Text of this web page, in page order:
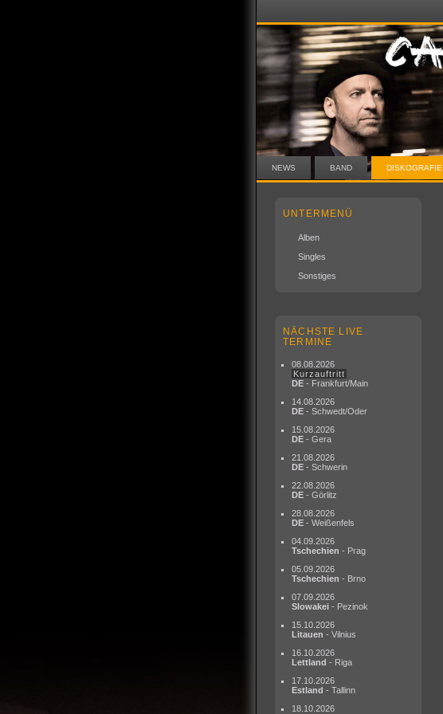
NEWS BAND DISKOGRAFIE
UNTERMENÜ
Alben
Singles
Sonstiges
NÄCHSTE LIVE
TERMINE
08.08.2026
Kurzauftritt
DE - Frankfurt/Main
14.08.2026
DE - Schwedt/Oder
15.08.2026
DE - Gera
21.08.2026
DE - Schwerin
22.08.2026
DE - Görlitz
28.08.2026
DE - Weißenfels
04.09.2026
Tschechien - Prag
05.09.2026
Tschechien - Brno
07.09.2026
Slowakei - Pezinok
15.10.2026
Litauen - Vilnius
16.10.2026
Lettland - Riga
17.10.2026
Estland - Tallinn
18.10.2026